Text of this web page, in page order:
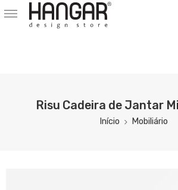
Risu Cadeira de Jantar
Início Mobiliário